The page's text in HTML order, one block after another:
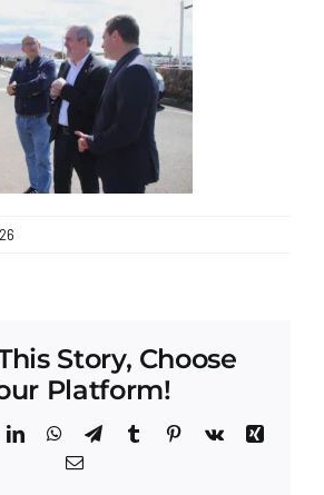
Story, Choose
Platform!
LinkedInWhatsApp
TelegramTumblrPinterest
Vk
Xing
Correo